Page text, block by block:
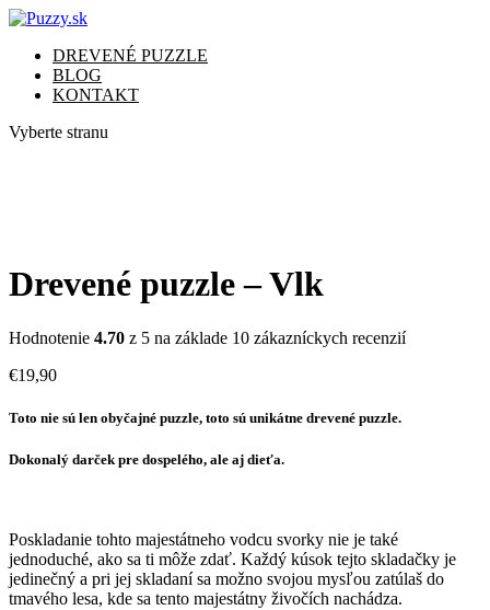
DREVENÉ PUZZLE
BLOG
KONTAKT
Vyberte stranu
Drevené puzzle – Vlk
Hodnotenie 4.70 z 5 na základe 10 zákazníckych recenzií
€19,90
Toto nie sú len obyčajné puzzle, toto sú unikátne drevené puzzle.
Dokonalý darček pre dospelého, ale aj dieťa.
Poskladanie tohto majestátneho vodcu svorky nie je také
jednoduché, ako sa ti môže zdať. Každý kúsok tejto skladačky je
jedinečný a pri jej skladaní sa možno svojou mysľou zatúlaš do
tmavého lesa, kde sa tento majestátny živočích nachádza.